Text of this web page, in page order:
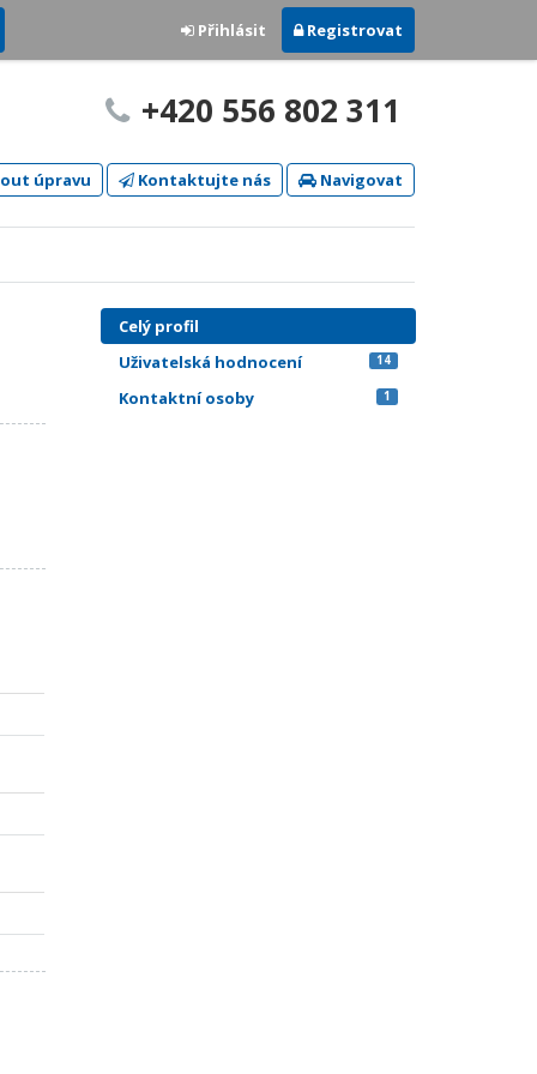
Přihlásit Registrovat
+420 556 802 311
úpravu Kontaktujte nás Navigovat
Celý profil
Uživatelská hodnocení
14
Kontaktní osoby 1